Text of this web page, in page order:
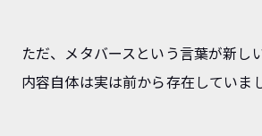
ただ、メタバースという言葉が新し
内容自体は実は前から存在していま